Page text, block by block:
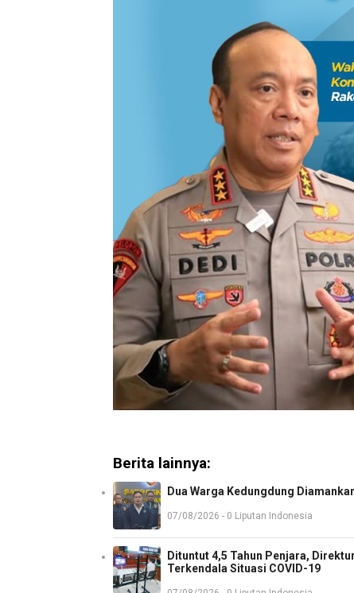
Berita lainnya:
Dua Warga Kedungdung
07/08/2026 - 0 Liputan Indonesia
Dituntut 4,5 Tahun Penjara,
Terkendala Situasi COVID-19